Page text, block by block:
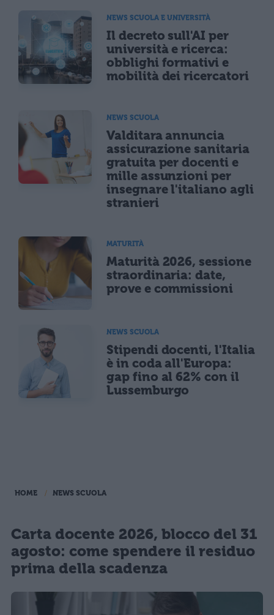
NEWS SCUOLA E UNIVERSITÀ
Il decreto sull'AI per
università e ricerca:
obblighi formativi e
mobilità dei ricercatori
NEWS SCUOLA
Valditara annuncia
assicurazione sanitaria
gratuita per docenti e
mille assunzioni per
insegnare l'italiano agli
stranieri
MATURITÀ
Maturità 2026, sessione
straordinaria: date,
prove e commissioni
NEWS SCUOLA
Stipendi docenti, l'Italia
è in coda all'Europa:
gap fino al 62% con il
Lussemburgo
HOME NEWS SCUOLA
Carta docente 2026, blocco del 31
agosto: come spendere il residuo
prima della scadenza